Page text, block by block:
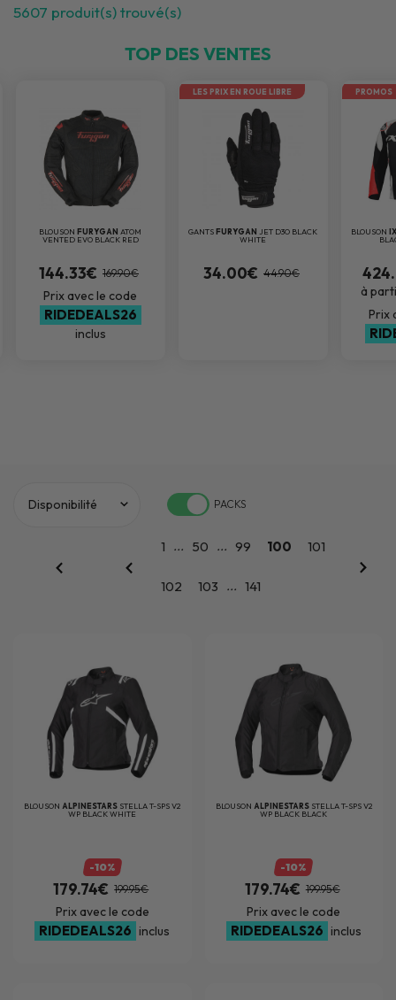
5607 produit(s) trouvé(s)
TOP DES VENTES
BLOUSON FURYGAN ATOM
VENTED EVO BLACK RED
144.33€ 169.90€
Prix avec le code
RIDEDEALS26
inclus
LES PRIX EN ROUE LIBRE
GANTSFURYGAN JET D3O BLACK
WHITE
34.00€ 44.90€
PROMOS
BLOUSON
à
Prix
PACKS
1 ... 50 ... 99 100 101
102 103 ... 141
BLOUSONALPINESTARS STELLA T-SPS V2
WP BLACK WHITE
-10%
179.74€ 199.95€
Prix avec le code
RIDEDEALS26 inclus
BLOUSON ALPINESTARS STELLA T-SPS V2
WP BLACK BLACK
-10%
179.74€ 199.95€
Prix avec le code
RIDEDEALS26 inclus